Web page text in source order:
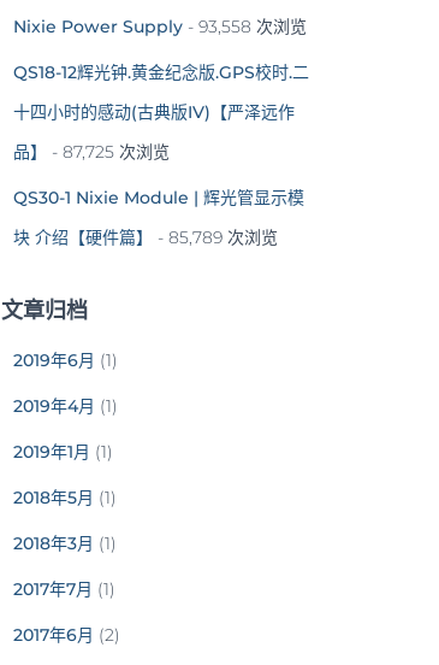
Nixie Power Supply- 93,558 次浏览
QS18-12辉光钟.黄金纪念版.GPS校时.二
十四小时的感动(古典版IV)【严泽远作
品】
- 87,725 次浏览
QS30-1 Nixie Module | 辉光管显示模
块 介绍【硬件篇】
- 85,789 次浏览
文章归档
2019年6月 (1)
2019年4月 (1)
2019年1月 (1)
2018年5月 (1)
2018年3月 (1)
2017年7月 (1)
2017年6月 (2)